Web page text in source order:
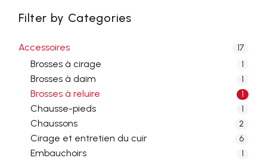
Filter by Categories
Accessoires 17
Brosses à cirage 1
Brosses à daim 1
Brosses à reluire 1
Chausse-pieds 1
Chaussons 2
Cirage et entretien du cuir 6
Embauchoirs 1